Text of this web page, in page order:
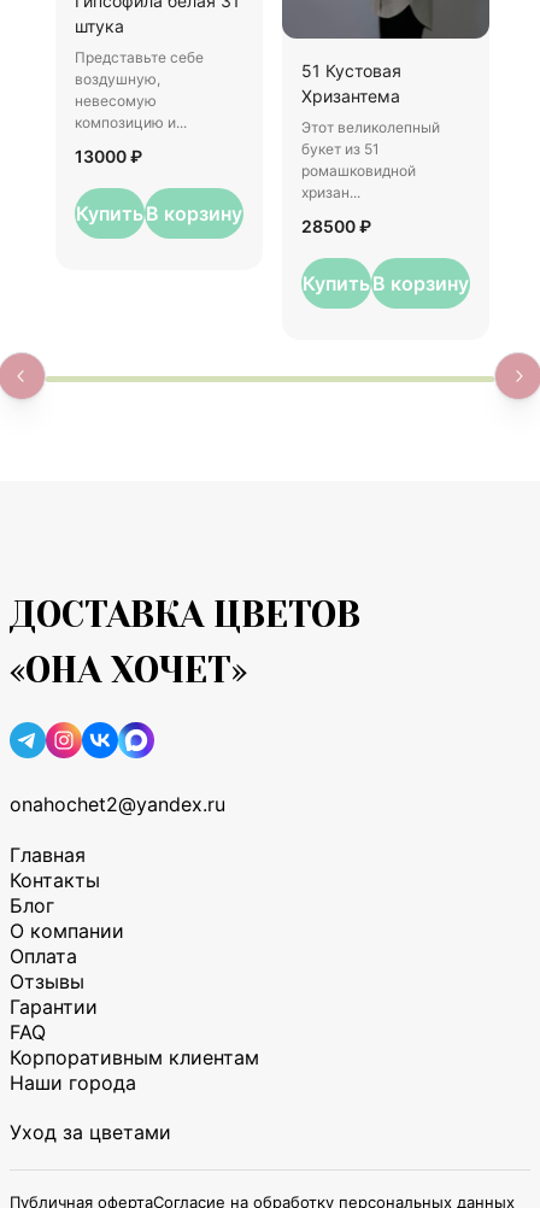
штука
Представьте себе
воздушную,
невесомую
композицию и...
13000 ₽
КупитьВ корзину
51 Кустовая
Хризантема
Этот великолепный
букет из 51
ромашковидной
хризан...
28500 ₽
КупитьВ корзину
ДОСТАВКА ЦВЕТОВ
«ОНА ХОЧЕТ»
onahochet2@yandex.ru
Главная
Контакты
Блог
О компании
Оплата
Отзывы
Гарантии
FAQ
Корпоративным клиентам
Наши города
Уход за цветами
Публичная офертаСогласие на обработку персональных данных